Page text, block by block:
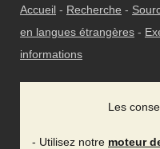
Accueil - Recherche -
en langues étrangères -
informations
Les
- Utilisez notre moteur